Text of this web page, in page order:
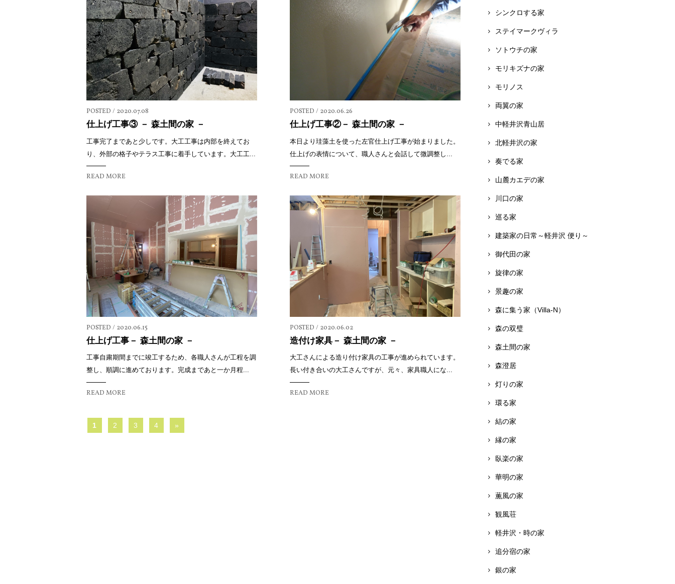
POSTED / 2020.07.08
仕上げ工事③ － 森土間の家 －
工事完了まであと少しです。大工工事は内部を終えてお
り、外部の格子やテラス工事に着手しています。大工工...
READ MORE
POSTED / 2020.06.26
仕上げ工事②－ 森土間の家 －
本日より珪藻土を使った左官仕上げ工事が始まりました。
仕上げの表情について、職人さんと会話して微調整し...
READ MORE
POSTED / 2020.06.15
仕上げ工事－ 森土間の家 －
工事自粛期間までに竣工するため、各職人さんが工程を調
整し、順調に進めております。完成まであと一か月程...
READ MORE
POSTED / 2020.06.02
造付け家具－ 森土間の家 －
大工さんによる造り付け家具の工事が進められています。
長い付き合いの大工さんですが、元々、家具職人にな...
READ MORE
1 2 3 4 »
シンクロする家
ステイマークヴィラ
ソトウチの家
モリキズナの家
モリノス
両翼の家
中軽井沢青山居
北軽井沢の家
奏でる家
山麓カエデの家
川口の家
巡る家
建築家の日常～軽井沢 便り～
御代田の家
旋律の家
景趣の家
森に集う家（Villa-N）
森の双璧
森土間の家
森澄居
灯りの家
環る家
結の家
縁の家
臥楽の家
華明の家
薫風の家
観風荘
軽井沢・時の家
追分宿の家
銀の家